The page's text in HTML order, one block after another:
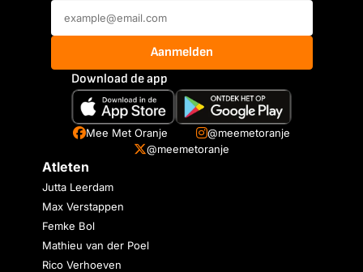
Aanmelden
Download de app
Mee Met Oranje
@meemetoranje
@meemetoranje
Atleten
Jutta Leerdam
Max Verstappen
Femke Bol
Mathieu van der Poel
Rico Verhoeven